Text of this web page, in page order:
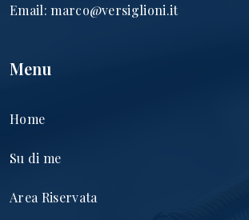
Email:marco@versiglioni.it
Menu
Home
Su di me
Area Riservata